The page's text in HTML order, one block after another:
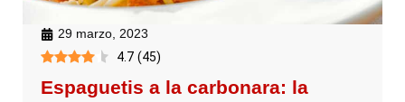
29 marzo, 2023
4.7 (45)
Espaguetis a la carbonara: la